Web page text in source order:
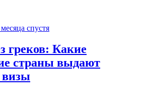
спустя
греков: Какие
страны выдают
визы